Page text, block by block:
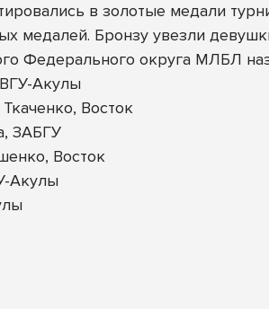
в золотые медали
медалей. Бронзу увезли
Федерального округа МЛБЛ
Акулы
Восток
ЗАБГУ
Восток
Акулы